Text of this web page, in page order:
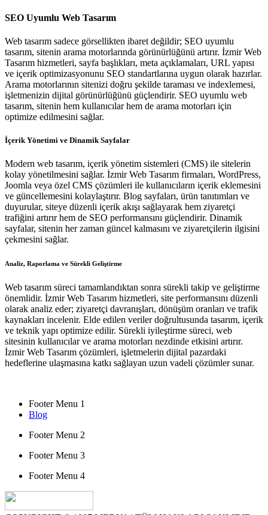
SEO Uyumlu Web Tasarım
Web tasarım sadece görsellikten ibaret değildir; SEO uyumlu
tasarım, sitenin arama motorlarında görünürlüğünü artırır. İzmir Web
Tasarım hizmetleri, sayfa başlıkları, meta açıklamaları, URL yapısı
ve içerik optimizasyonunu SEO standartlarına uygun olarak hazırlar.
Arama motorlarının sitenizi doğru şekilde taraması ve indexlemesi,
işletmenizin dijital görünürlüğünü güçlendirir. SEO uyumlu web
tasarım, sitenin hem kullanıcılar hem de arama motorları için
optimize edilmesini sağlar.
İçerik Yönetimi ve Dinamik Sayfalar
Modern web tasarım, içerik yönetim sistemleri (CMS) ile sitelerin
kolay yönetilmesini sağlar. İzmir Web Tasarım firmaları, WordPress,
Joomla veya özel CMS çözümleri ile kullanıcıların içerik eklemesini
ve güncellemesini kolaylaştırır. Blog sayfaları, ürün tanıtımları ve
duyurular, siteye düzenli içerik akışı sağlayarak hem ziyaretçi
trafiğini artırır hem de SEO performansını güçlendirir. Dinamik
sayfalar, sitenin her zaman güncel kalmasını ve ziyaretçilerin ilgisini
çekmesini sağlar.
Analiz, Raporlama ve Sürekli Geliştirme
Web tasarım süreci tamamlandıktan sonra sürekli takip ve geliştirme
önemlidir. İzmir Web Tasarım hizmetleri, site performansını düzenli
olarak analiz eder; ziyaretçi davranışları, dönüşüm oranları ve trafik
kaynakları incelenir. Elde edilen veriler doğrultusunda tasarım, içerik
ve teknik yapı optimize edilir. Sürekli iyileştirme süreci, web
sitesinin kullanıcılar ve arama motorları nezdinde etkisini artırır.
İzmir Web Tasarım çözümleri, işletmelerin dijital pazardaki
hedeflerine ulaşmasına katkı sağlayan uzun vadeli çözümler sunar.
Footer Menu 1
Blog
Footer Menu 2
Footer Menu 3
Footer Menu 4